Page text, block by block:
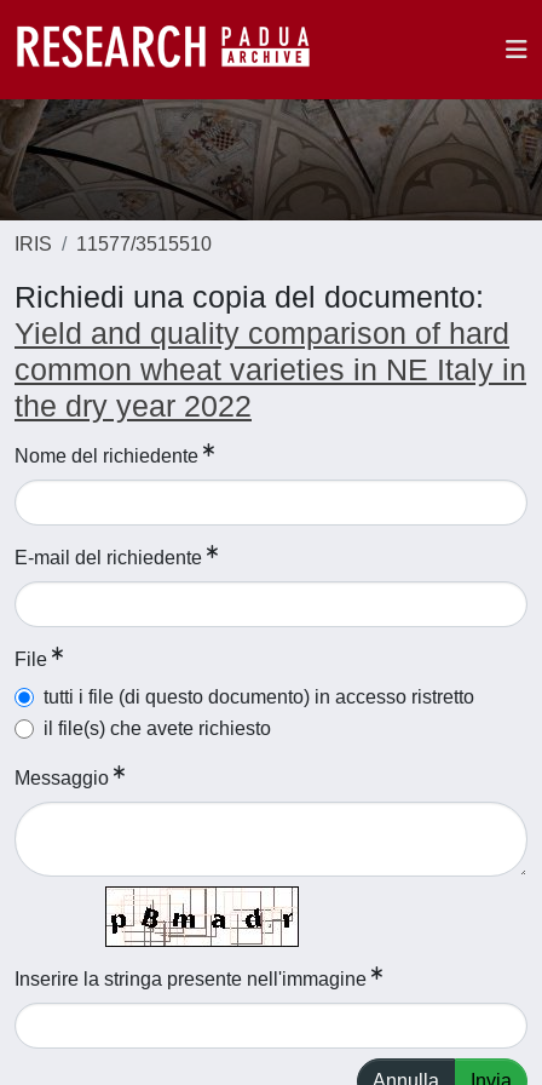
IRIS 11577/3515510
Richiedi una copia del documento:
Yield and quality comparison of hard
common wheat varieties in NE Italy in
the dry year 2022
Nome del richiedente
E-mail del richiedente
File
tutti i file (di questo documento) in accesso ristretto
il file(s) che avete richiesto
Messaggio
Inserire la stringa presente nell'immagine
Annulla Invia